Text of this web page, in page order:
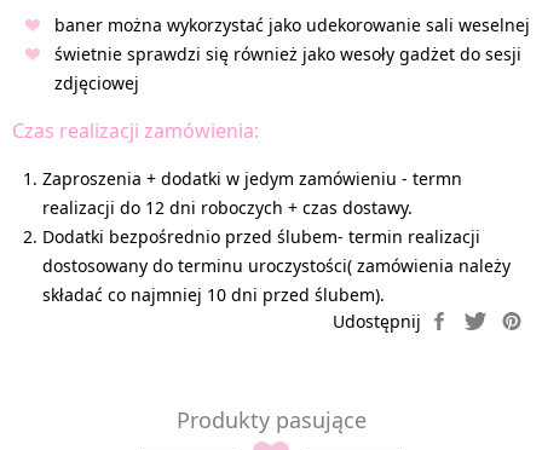
baner można wykorzystać jako udekorowanie sali weselnej
świetnie sprawdzi się również jako wesoły gadżet do sesji
zdjęciowej
Czas realizacji zamówienia:
Zaproszenia + dodatki w jedym zamówieniu - termn
realizacji do 12 dni roboczych + czas dostawy.
Dodatki bezpośrednio przed ślubem- termin realizacji
dostosowany do terminu uroczystości( zamówienia należy
składać co najmniej 10 dni przed ślubem).
Produkty pasujące